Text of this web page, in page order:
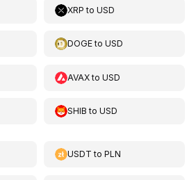
XRP toUSD
DOGEtoUSD
AVAXtoUSD
SHIB toUSD
USDT toPLN